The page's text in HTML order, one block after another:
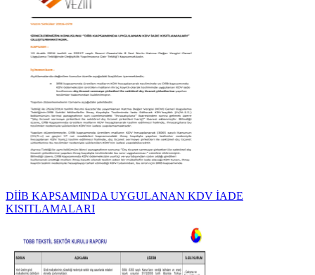
DİİB KAPSAMINDA UYGULANAN KDV İADE
KISITLAMALARI